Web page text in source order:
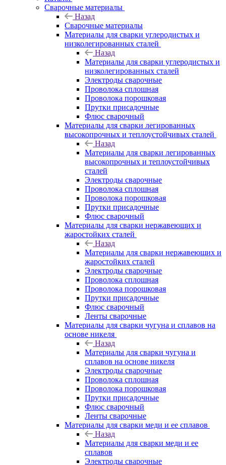
Сварочные материалы
Назад
Сварочные материалы
Материалы для сварки углеродистых и
низколегированных сталей
Назад
Материалы для сварки углеродистых и
низколегированных сталей
Электроды сварочные
Проволока сплошная
Проволока порошковая
Прутки присадочные
Флюс сварочный
Материалы для сварки легированных
высокопрочных и теплоустойчивых сталей
Назад
Материалы для сварки легированных
высокопрочных и теплоустойчивых
сталей
Электроды сварочные
Проволока сплошная
Проволока порошковая
Прутки присадочные
Флюс сварочный
Материалы для сварки нержавеющих и
жаростойких сталей
Назад
Материалы для сварки нержавеющих и
жаростойких сталей
Электроды сварочные
Проволока сплошная
Проволока порошковая
Прутки присадочные
Флюс сварочный
Ленты сварочные
Материалы для сварки чугуна и сплавов на
основе никеля
Назад
Материалы для сварки чугуна и
сплавов на основе никеля
Электроды сварочные
Проволока сплошная
Проволока порошковая
Прутки присадочные
Флюс сварочный
Ленты сварочные
Материалы для сварки меди и ее сплавов
Назад
Материалы для сварки меди и ее
сплавов
Электроды сварочные